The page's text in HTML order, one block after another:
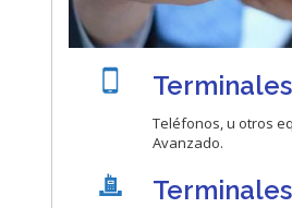
Teléfonos, u otros
Avanzado.